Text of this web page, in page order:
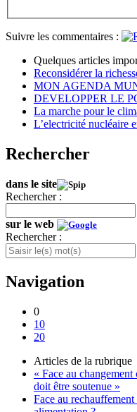
Suivre les commentaires :
Quelques articles
Reconsidérer la
MON AGENDA
DEVELOPPER LE
La marche pour le
L’electricité nucléaire
Rechercher
dans le site
Rechercher :
sur le web
Rechercher :
Navigation
0
10
20
Articles de la rubrique
« Face au
doit être soutenue »
Face au